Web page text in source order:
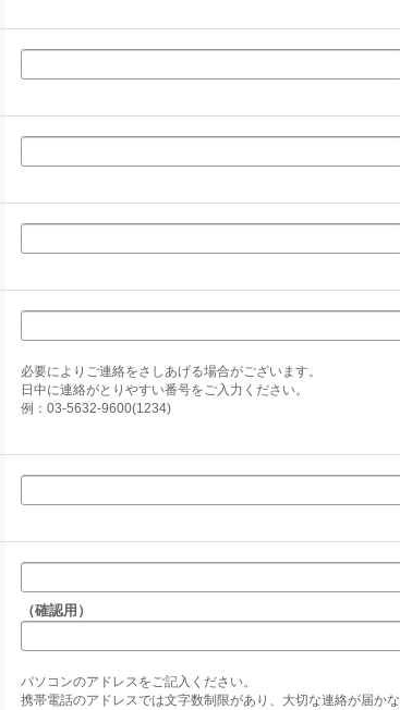
必要によりご連絡をさしあげる場合がございます。
日中に連絡がとりやすい番号をご入力ください。
例：03-5632-9600(1234)
（確認用）
パソコンのアドレスをご記入ください。
携帯電話のアドレスでは文字数制限があり、大切な連絡が届かな